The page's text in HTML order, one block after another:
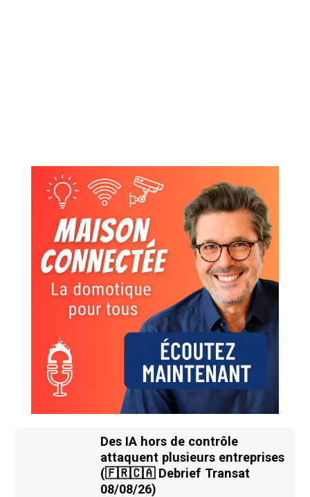
Des IA hors de contrôle
attaquent plusieurs entreprises
(🇫🇷🇨🇦 Debrief Transat
08/08/26)